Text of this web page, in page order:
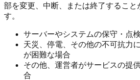
部を変更、中断、または終了すること
す。
サーバーやシステムの保守・点
天災、停電、その他の不可抗力
が困難な場合
その他、運営者がサービスの提
合